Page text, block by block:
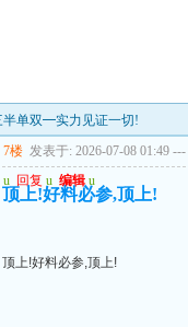
半单双━实力见证一切!
7楼 发表于: 2026-07-08 01:49 ---
u 回复 u 编辑 u
顶上!好料必参,顶上!
顶上!好料必参,顶上!